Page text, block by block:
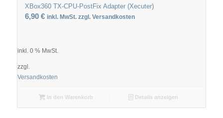
XBox360 TX-CPU-PostFix Adapter (Xecuter)
6,90 € inkl. MwSt. zzgl. Versandkosten
inkl. 0 % MwSt.
zzgl.
Versandkosten
In den Warenkorb Details anzeigen